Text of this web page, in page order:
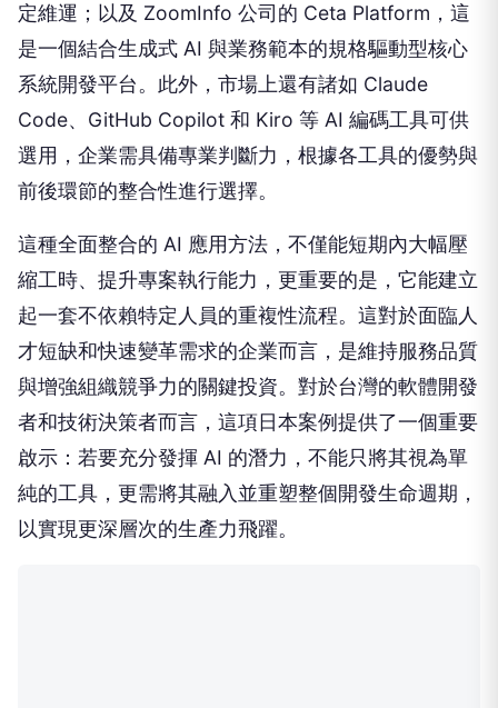
定維運；以及 ZoomInfo 公司的 Ceta Platform，這
是一個結合生成式 AI 與業務範本的規格驅動型核心
系統開發平台。此外，市場上還有諸如 Claude
Code、GitHub Copilot 和 Kiro 等 AI 編碼工具可供
選用，企業需具備專業判斷力，根據各工具的優勢與
前後環節的整合性進行選擇。
這種全面整合的 AI 應用方法，不僅能短期內大幅壓
縮工時、提升專案執行能力，更重要的是，它能建立
起一套不依賴特定人員的重複性流程。這對於面臨人
才短缺和快速變革需求的企業而言，是維持服務品質
與增強組織競爭力的關鍵投資。對於台灣的軟體開發
者和技術決策者而言，這項日本案例提供了一個重要
啟示：若要充分發揮 AI 的潛力，不能只將其視為單
純的工具，更需將其融入並重塑整個開發生命週期，
以實現更深層次的生產力飛躍。